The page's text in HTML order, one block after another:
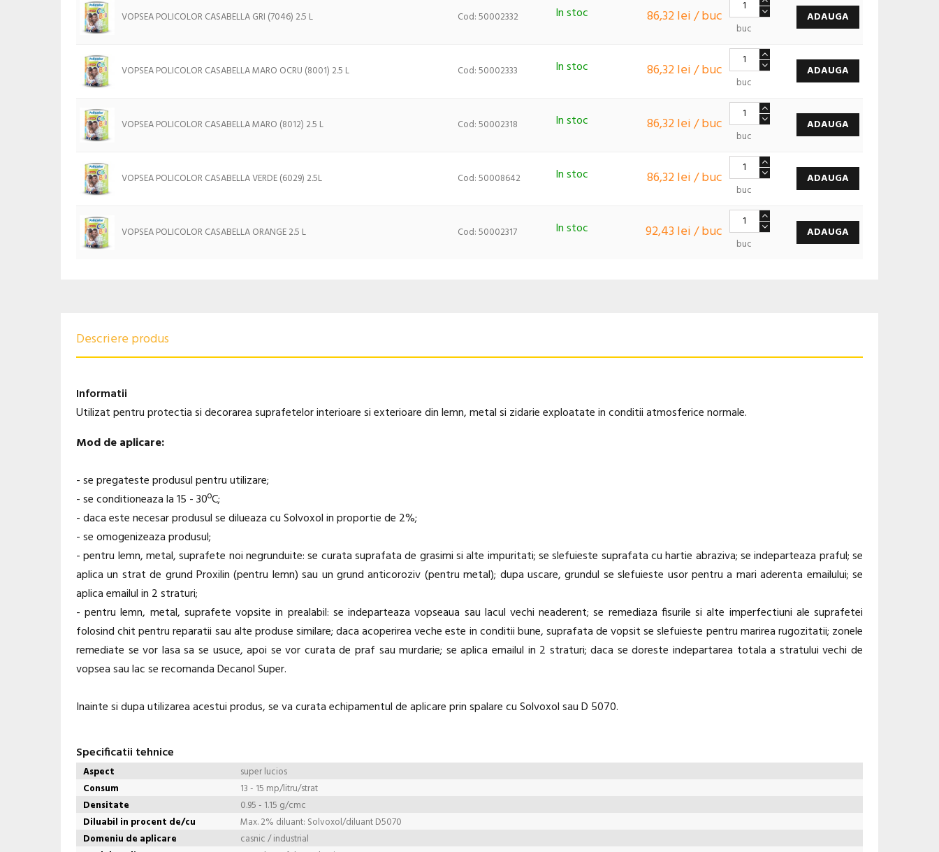
VOPSEA POLICOLOR CASABELLA GRI (7046) 2.5 L Cod: 50002332 In stoc 86,32 lei / buc
buc
ADAUGA
VOPSEA POLICOLOR CASABELLA MARO OCRU (8001) 2.5 L Cod: 50002333 In stoc 86,32 lei / buc
buc
ADAUGA
VOPSEA POLICOLOR CASABELLA MARO (8012) 2.5 L Cod: 50002318 In stoc 86,32 lei / buc
buc
ADAUGA
VOPSEA POLICOLOR CASABELLA VERDE (6029) 2.5L Cod: 50008642 In stoc 86,32 lei / buc
buc
ADAUGA
VOPSEA POLICOLOR CASABELLA ORANGE 2.5 L Cod: 50002317 In stoc 92,43 lei / buc
buc
ADAUGA
Descriere produs
Informatii
Utilizat pentru protectia si decorarea suprafetelor interioare si exterioare din lemn, metal si zidarie exploatate in conditii atmosferice normale.
Mod de aplicare:
- se pregateste produsul pentru utilizare;
- se conditioneaza la 15 - 30ºC;
- daca este necesar produsul se dilueaza cu Solvoxol in proportie de 2%;
- se omogenizeaza produsul;
- pentru lemn, metal, suprafete noi negrunduite: se curata suprafata de grasimi si alte impuritati; se slefuieste suprafata cu hartie abraziva; se indeparteaza praful; se
aplica un strat de grund Proxilin (pentru lemn) sau un grund anticoroziv (pentru metal); dupa uscare, grundul se slefuieste usor pentru a mari aderenta emailului; se
aplica emailul in 2 straturi;
- pentru lemn, metal, suprafete vopsite in prealabil: se indeparteaza vopseaua sau lacul vechi neaderent; se remediaza fisurile si alte imperfectiuni ale suprafetei
folosind chit pentru reparatii sau alte produse similare; daca acoperirea veche este in conditii bune, suprafata de vopsit se slefuieste pentru marirea rugozitatii; zonele
remediate se vor lasa sa se usuce, apoi se vor curata de praf sau murdarie; se aplica emailul in 2 straturi; daca se doreste indepartarea totala a stratului vechi de
vopsea sau lac se recomanda Decanol Super.
Inainte si dupa utilizarea acestui produs, se va curata echipamentul de aplicare prin spalare cu Solvoxol sau D 5070.
Specificatii tehnice
Aspect
super lucios
Consum
13 - 15 mp/litru/strat
Densitate
0.95 - 1.15 g/cmc
Diluabil in procent de/cu
Max. 2% diluant: Solvoxol/diluant D5070
Domeniu de aplicare
casnic / industrial